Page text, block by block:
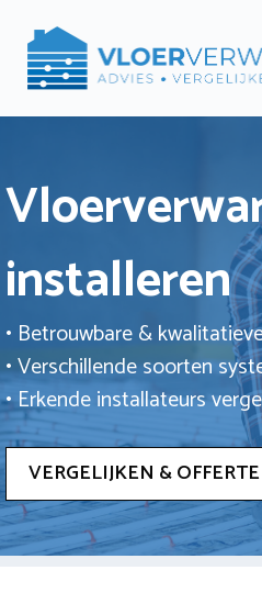
naar
installeren
• Betrouwbare &
• Verschillende soorten
• Erkende installateurs
VERGELIJKEN &